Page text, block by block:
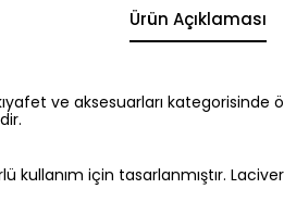
Ürün Açıklaması
ve aksesuarları
kullanım için tasarlanmıştır.